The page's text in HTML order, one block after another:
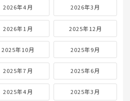
2026年4月 2026年3月
2026年1月 2025年12月
2025年10月 2025年9月
2025年7月 2025年6月
2025年4月 2025年3月